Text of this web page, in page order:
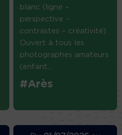
blanc (ligne –
perspective –
contrastes – créativité)
Ouvert à tous les
photographes amateurs
(enfant...
#Arès